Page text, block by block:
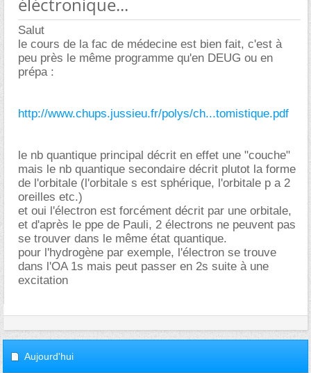
Salut
le cours de la fac de médecine est bien fait, c'est à
peu près le même programme qu'en DEUG ou en
prépa :
http://www.chups.jussieu.fr/polys/ch...tomistique.pdf
le nb quantique principal décrit en effet une "couche"
mais le nb quantique secondaire décrit plutot la forme
de l'orbitale (l'orbitale s est sphérique, l'orbitale p a 2
oreilles etc.)
et oui l'électron est forcément décrit par une orbitale,
et d'après le ppe de Pauli, 2 électrons ne peuvent pas
se trouver dans le même état quantique.
pour l'hydrogène par exemple, l'électron se trouve
dans l'OA 1s mais peut passer en 2s suite à une
excitation
Aujourd'hui